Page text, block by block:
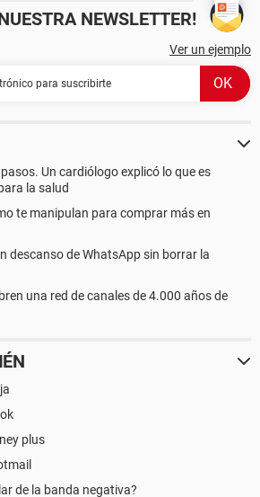
NEWSLETTER!
Ver un ejemplo
Un cardiólogo explicó lo que es
la salud
te manipulan para comprar más en
descanso de WhatsApp sin borrar la
una red de canales de 4.000 años de
plus
de la banda negativa?